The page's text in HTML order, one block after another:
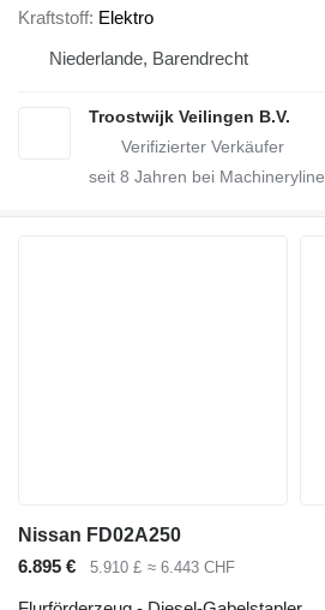
Kraftstoff Elektro
Niederlande, Barendrecht
Troostwijk Veilingen B.V.
seit 8 Jahren bei Machineryline
Nissan FD02A250
6.895 €
5.910 £ ≈ 6.443 CHF